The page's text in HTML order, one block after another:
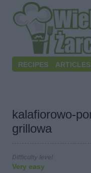
RECIPES ARTICLES
kalafiorowo-
grillowa
Very easy